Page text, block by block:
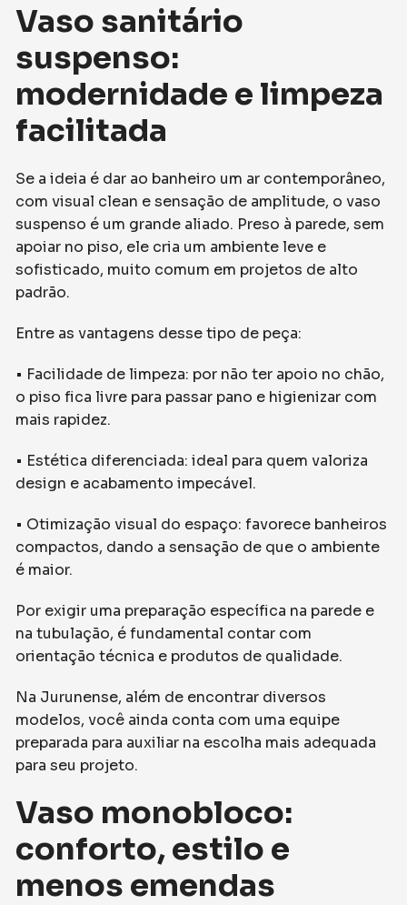
Vaso sanitário
suspenso:
modernidade e limpeza
facilitada
Se a ideia é dar ao banheiro um ar contemporâneo,
com visual clean e sensação de amplitude, o vaso
suspenso é um grande aliado. Preso à parede, sem
apoiar no piso, ele cria um ambiente leve e
sofisticado, muito comum em projetos de alto
padrão.
Entre as vantagens desse tipo de peça:
• Facilidade de limpeza: por não ter apoio no chão,
o piso fica livre para passar pano e higienizar com
mais rapidez.
• Estética diferenciada: ideal para quem valoriza
design e acabamento impecável.
• Otimização visual do espaço: favorece banheiros
compactos, dando a sensação de que o ambiente
é maior.
Por exigir uma preparação específica na parede e
na tubulação, é fundamental contar com
orientação técnica e produtos de qualidade.
Na Jurunense, além de encontrar diversos
modelos, você ainda conta com uma equipe
preparada para auxiliar na escolha mais adequada
para seu projeto.
Vaso monobloco:
conforto, estilo e
menos emendas